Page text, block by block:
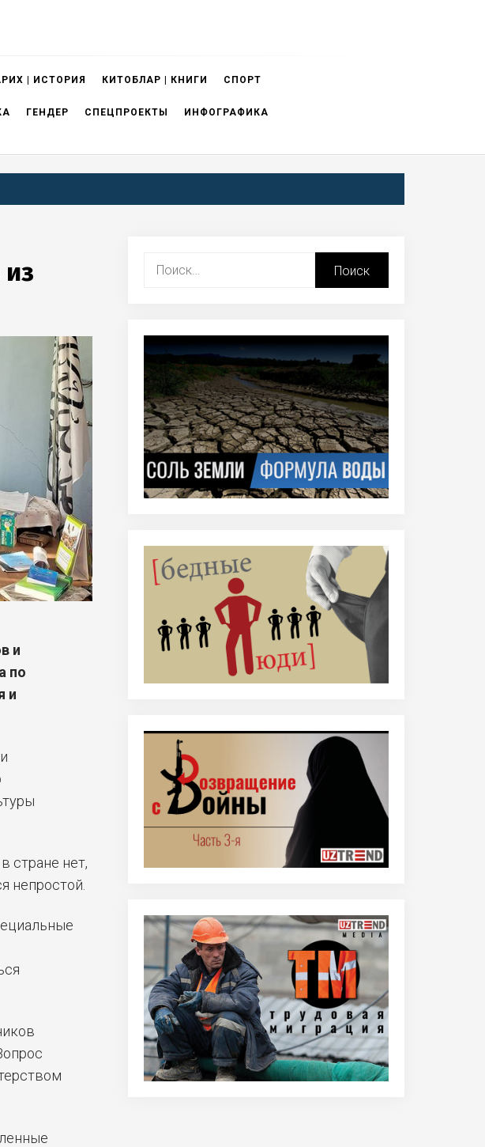
| ИСТОРИЯ КИТОБЛАР | КНИГИ СПОРТ
ГЕНДЕР СПЕЦПРОЕКТЫ ИНФОГРАФИКА
и
по
и
стране нет,
непростой.
Найти: